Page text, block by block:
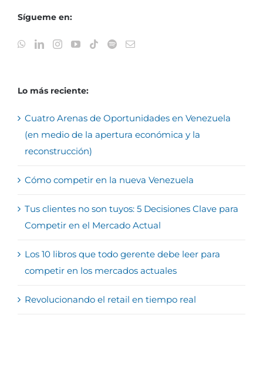
Sígueme en:
Lo más reciente:
Cuatro Arenas de Oportunidades en Venezuela
(en medio de la apertura económica y la
reconstrucción)
Cómo competir en la nueva Venezuela
Tus clientes no son tuyos: 5 Decisiones Clave para
Competir en el Mercado Actual
Los 10 libros que todo gerente debe leer para
competir en los mercados actuales
Revolucionando el retail en tiempo real